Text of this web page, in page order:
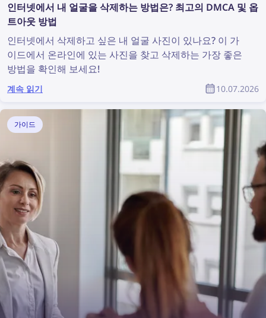
인터넷에서 내 얼굴을 삭제하는 방법은? 최고의 DMCA 및 옵
트아웃 방법
인터넷에서 삭제하고 싶은 내 얼굴 사진이 있나요? 이 가
이드에서 온라인에 있는 사진을 찾고 삭제하는 가장 좋은
방법을 확인해 보세요!
계속 읽기 10.07.2026
가이드